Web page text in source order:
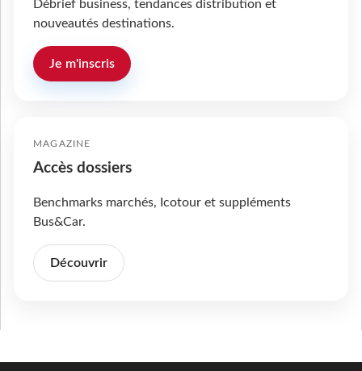
Débrief business, tendances distribution et
nouveautés destinations.
Je m'inscris
MAGAZINE
Accès dossiers
Benchmarks marchés, Icotour et suppléments
Bus&Car.
Découvrir